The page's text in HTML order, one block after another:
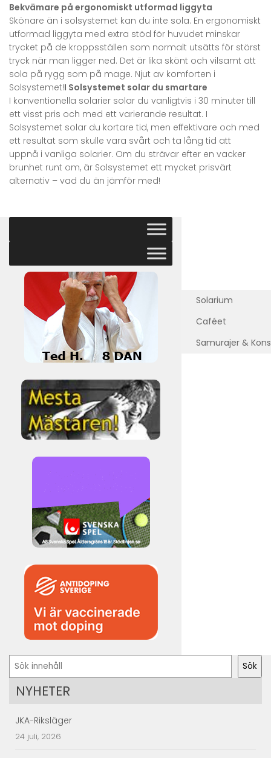
Bekvämare på ergonomiskt utformad liggyta
Skönare än i solsystemet kan du inte sola. En ergonomiskt
utformad liggyta med extra stöd för huvudet minskar
trycket på de kroppsställen som normalt utsätts för störst
tryck när man ligger ned. Det är lika skönt och vilsamt att
sola på rygg som på mage. Njut av komforten i
Solsystemet!I Solsystemet solar du smartare
I konventionella solarier solar du vanligtvis i 30 minuter till
ett visst pris och med ett varierande resultat. I
Solsystemet solar du kortare tid, men effektivare och med
ett resultat som skulle vara svårt och ta lång tid att
uppnå i vanliga solarier. Om du strävar efter en vacker
brunhet runt om, är Solsystemet ett mycket prisvärt
alternativ – vad du än jämför med!
Solarium
Caféet
Samurajer &
Sök Sök
NYHETER
JKA-Riksläger
24 juli, 2026